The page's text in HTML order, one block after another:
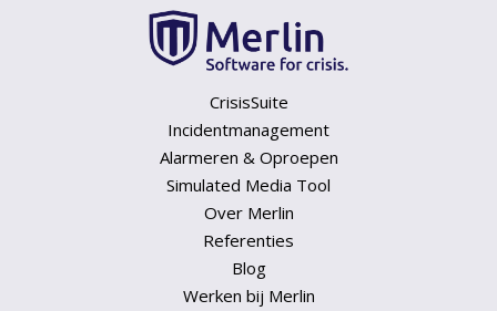
CrisisSuite
Incidentmanagement
Alarmeren & Oproepen
Simulated Media Tool
Over Merlin
Referenties
Blog
Werken bij Merlin